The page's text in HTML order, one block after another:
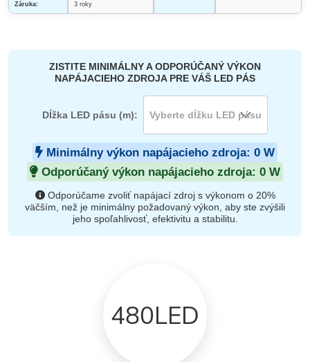
Záruka: 3 roky
ZISTITE MINIMÁLNY A ODPORÚČANÝ VÝKON
NAPÁJACIEHO ZDROJA PRE VÁŠ LED PÁS
Dĺžka LED pásu (m):
Minimálny výkon napájacieho zdroja: 0 W
Odporúčaný výkon napájacieho zdroja: 0 W
Odporúčame zvoliť napájací zdroj s výkonom o 20%
väčším, než je minimálny požadovaný výkon, aby ste zvýšili
jeho spoľahlivosť, efektivitu a stabilitu.
480LED